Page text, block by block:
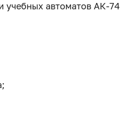
учебных автоматов АК-74